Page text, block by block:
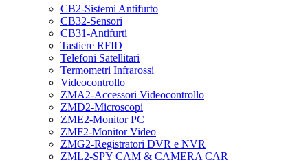
CB2-Sistemi Antifurto
CB32-Sensori
CB31-Antifurti
Tastiere RFID
Telefoni Satellitari
Termometri Infrarossi
Videocontrollo
ZMA2-Accessori Videocontrollo
ZMD2-Microscopi
ZME2-Monitor PC
ZMF2-Monitor Video
ZMG2-Registratori DVR e NVR
ZML2-SPY CAM & CAMERA CAR